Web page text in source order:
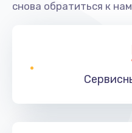
снова обратиться к